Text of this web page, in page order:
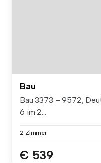
Bau
Bau 3373 – 9572,
6 im 2...
2 Zimmer
€ 539